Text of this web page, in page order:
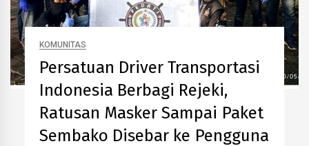
KOMUNITAS
Persatuan Driver Transportasi
Indonesia Berbagi Rejeki,
Ratusan Masker Sampai Paket
Sembako Disebar ke Pengguna